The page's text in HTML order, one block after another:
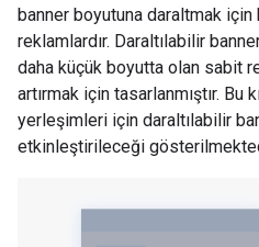
banner boyutuna daraltmak
reklamlardır. Daraltılabilir
daha küçük boyutta olan sabit
artırmak için tasarlanmıştır. Bu
yerleşimleri için daraltılabilir
etkinleştirileceği